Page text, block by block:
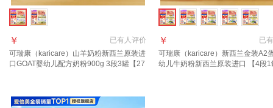
已有人评价
￥
可瑞康（karicare）山羊奶粉新西兰原装进
口GOAT婴幼儿配方奶粉900g 3段3罐【27
已有
￥
可瑞康（karicare）新西兰金装A2
幼儿牛奶粉新西兰原装进口 【4段1